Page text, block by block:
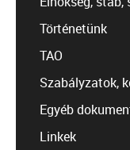
Történetünk
TAO
Szabályzatok,
Egyéb
Linkek